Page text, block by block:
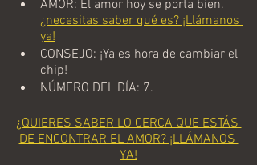
AMOR: El amor hoy se porta bien.
¿necesitas saber qué es? ¡Llámanos
ya!
CONSEJO: ¡Ya es hora de cambiar el
chip!
NÚMERO DEL DÍA: 7.
¿QUIERES SABER LO CERCA QUE ESTÁS
DE ENCONTRAR EL AMOR? ¡LLÁMANOS
YA!